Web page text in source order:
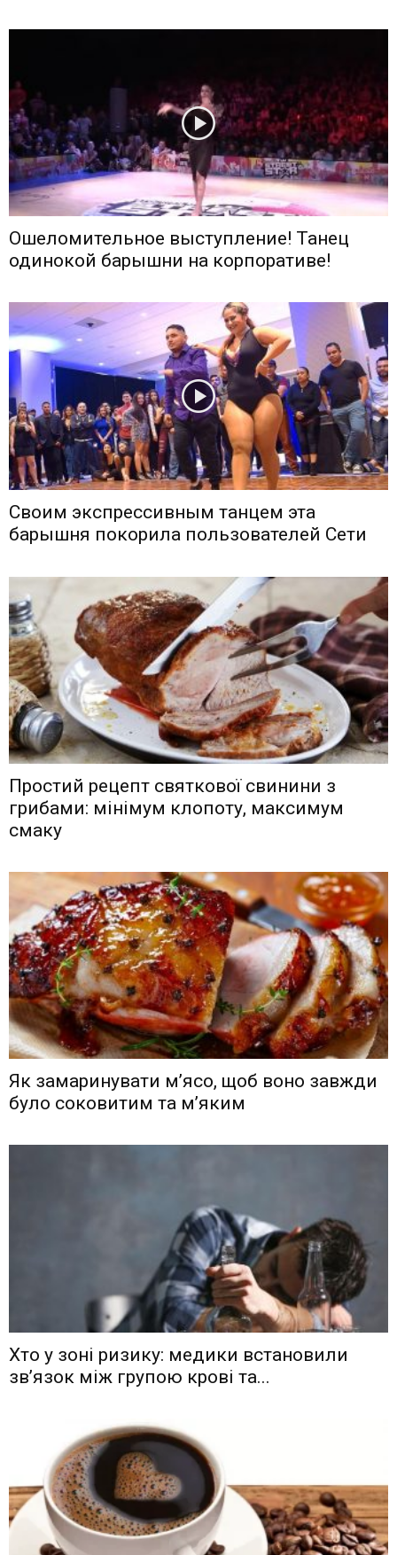
Ошеломительное выступление! Танец
одинокой барышни на корпоративе!
Своим экспрессивным танцем эта
барышня покорила пользователей Сети
Простий рецепт святкової свинини з
грибами: мінімум клопоту, максимум
смаку
Як замаринувати м’ясо, щоб воно завжди
було соковитим та м’яким
Хто у зоні ризику: медики встановили
зв’язок між групою крові та...